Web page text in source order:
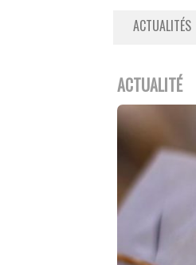
ACTUALITÉS
ACTUALITÉ